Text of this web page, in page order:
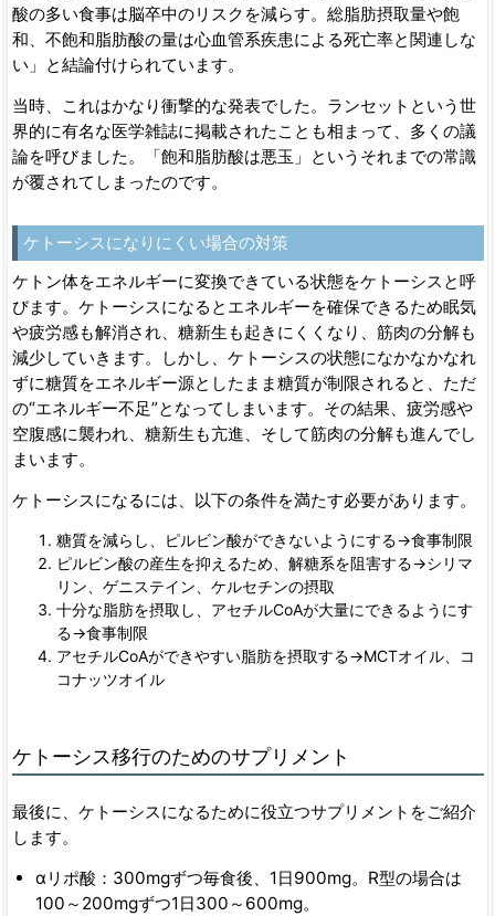
酸の多い食事は脳卒中のリスクを減らす。総脂肪摂取量や飽
和、不飽和脂肪酸の量は心血管系疾患による死亡率と関連しな
い」と結論付けられています。
当時、これはかなり衝撃的な発表でした。ランセットという世
界的に有名な医学雑誌に掲載されたことも相まって、多くの議
論を呼びました。「飽和脂肪酸は悪玉」というそれまでの常識
が覆されてしまったのです。
ケトーシスになりにくい場合の対策
ケトン体をエネルギーに変換できている状態をケトーシスと呼
びます。ケトーシスになるとエネルギーを確保できるため眠気
や疲労感も解消され、糖新生も起きにくくなり、筋肉の分解も
減少していきます。しかし、ケトーシスの状態になかなかなれ
ずに糖質をエネルギー源としたまま糖質が制限されると、ただ
の“エネルギー不足”となってしまいます。その結果、疲労感や
空腹感に襲われ、糖新生も亢進、そして筋肉の分解も進んでし
まいます。
ケトーシスになるには、以下の条件を満たす必要があります。
糖質を減らし、ピルビン酸ができないようにする→食事制限
ピルビン酸の産生を抑えるため、解糖系を阻害する→シリマ
リン、ゲニステイン、ケルセチンの摂取
十分な脂肪を摂取し、アセチルCoAが大量にできるようにす
る→食事制限
アセチルCoAができやすい脂肪を摂取する→MCTオイル、コ
コナッツオイル
ケトーシス移行のためのサプリメント
最後に、ケトーシスになるために役立つサプリメントをご紹介
します。
αリポ酸：300mgずつ毎食後、1日900mg。R型の場合は
100～200mgずつ1日300～600mg。